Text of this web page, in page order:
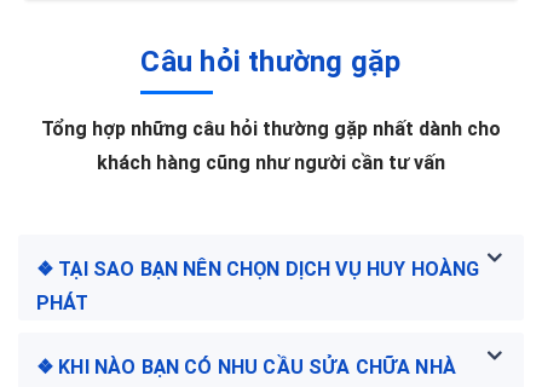
Câu hỏi thường gặp
Tổng hợp những câu hỏi thường gặp nhất dành cho
khách hàng cũng như người cần tư vấn
❖ TẠI SAO BẠN NÊN CHỌN DỊCH VỤ HUY HOÀNG
PHÁT
❖ KHI NÀO BẠN CÓ NHU CẦU SỬA CHỮA NHÀ